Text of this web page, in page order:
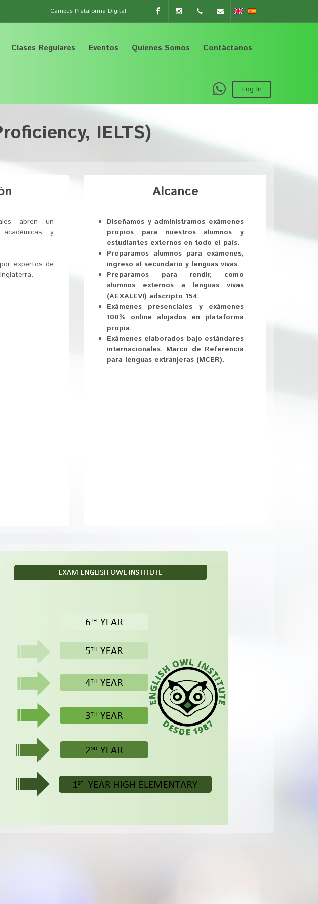
Campus Plataforma Digital
Clases Regulares Eventos Quienes Somos Contáctanos
Log In
IELTS)
abren un
y
expertos de
Alcance
Diseñamos y administramos exámenes
propios para nuestros alumnos y
estudiantes externos en todo el país.
Preparamos alumnos para exámenes,
ingreso al secundario y lenguas vivas.
Preparamos para rendir, como
alumnos externos a lenguas vivas
(AEXALEVI) adscripto 154.
Exámenes presenciales y exámenes
100% online alojados en plataforma
propia.
Exámenes elaborados bajo estándares
internacionales. Marco de Referencia
para lenguas extranjeras (MCER).